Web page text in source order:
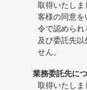
取得いたしま
客様の同意を
令で認められ
及び委託先以
せん。
業務委託先に
取得いたしま